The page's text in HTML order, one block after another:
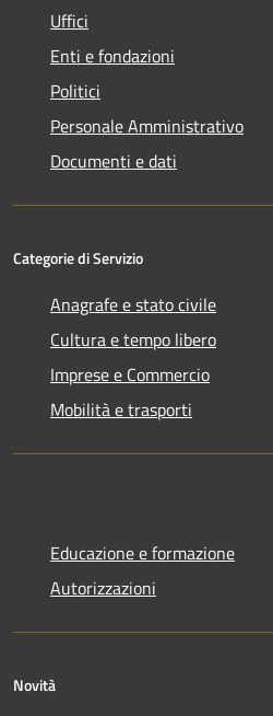
Uffici
Enti e fondazioni
Politici
Personale Amministrativo
Documenti e dati
Categorie di Servizio
Anagrafe e stato civile
Cultura e tempo libero
Imprese e Commercio
Mobilità e trasporti
Educazione e formazione
Autorizzazioni
Novità